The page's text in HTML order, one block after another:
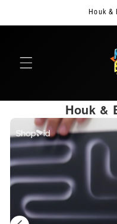
เนื้อหา
Houk &
Houk &